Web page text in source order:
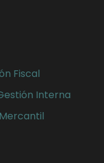
Fiscal
Interna